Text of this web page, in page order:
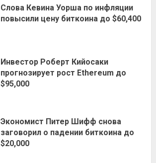
Слова Кевина Уорша по инфляции
повысили цену биткоина до $60,400
Инвестор Роберт Кийосаки
прогнозирует рост Ethereum до
$95,000
Экономист Питер Шифф снова
заговорил о падении биткоина до
$20,000